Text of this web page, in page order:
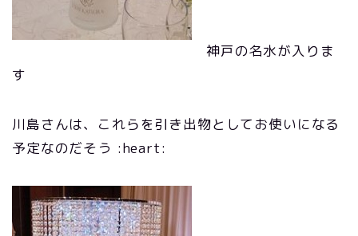
神戸の名水が入りま
す
川島さんは、これらを引き出物としてお使いになる
予定なのだそう :heart: